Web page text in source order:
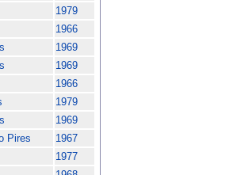
1979
1966
1969
1969
1966
1979
1969
Pires
1967
1977